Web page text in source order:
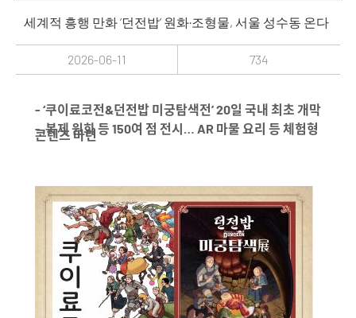
세계적 흥행 만화 ‘던전밥’ 원화·조형물, 서울 성수동 온다
2026-06-11 734
- ‘쿠이료코전&던전밥 미궁탐색전’ 20일 국내 최초 개막
- 복제 원화 등 150여 점 전시… AR 마물 요리 등 체험형
콘텐츠 마련